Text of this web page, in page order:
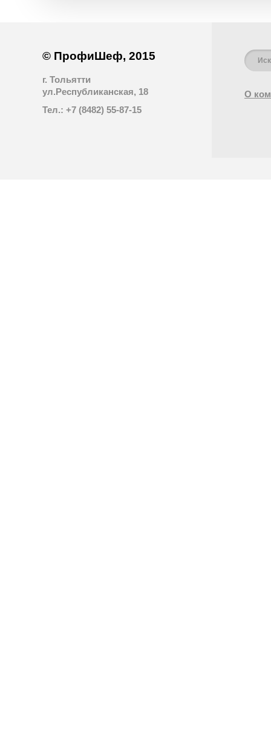
© ПрофиШеф, 2015
г. Тольятти
ул.Республиканская, 18
Тел.: +7 (8482) 55-87-15
О